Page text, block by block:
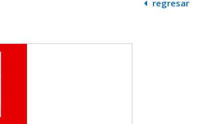
regresar